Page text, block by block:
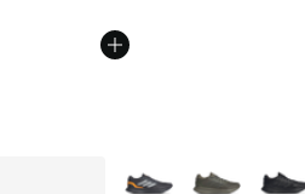
Meer kleuren